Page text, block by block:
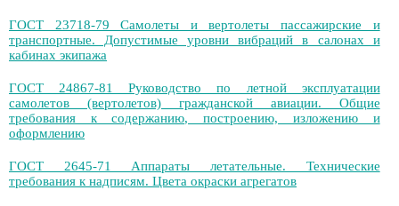
ГОСТ 23718-79 Самолеты и вертолеты пассажирские и
транспортные. Допустимые уровни вибраций в салонах и
кабинах экипажа
ГОСТ 24867-81 Руководство по летной эксплуатации
самолетов (вертолетов) гражданской авиации. Общие
требования к содержанию, построению, изложению и
оформлению
ГОСТ 2645-71 Аппараты летательные. Технические
требования к надписям. Цвета окраски агрегатов